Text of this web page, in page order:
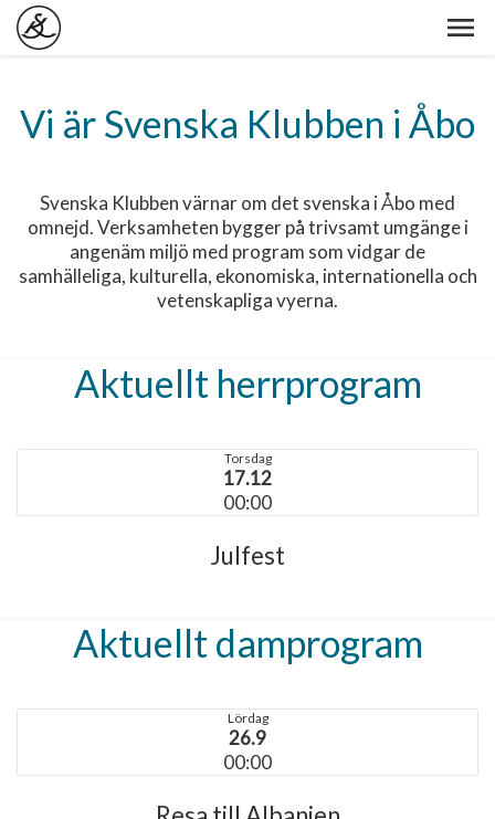
Vi är Svenska Klubben i Åbo
Svenska Klubben värnar om det svenska i Åbo med
omnejd. Verksamheten bygger på trivsamt umgänge i
angenäm miljö med program som vidgar de
samhälleliga, kulturella, ekonomiska, internationella och
vetenskapliga vyerna.
Aktuellt herrprogram
Torsdag
17.12
00:00
Julfest
Aktuellt damprogram
Lördag
26.9
00:00